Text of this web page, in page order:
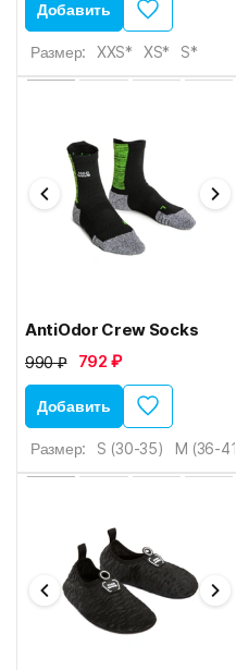
Добавить
Размер: XXS* XS* S*
AntiOdor Crew Socks
990 ₽
792 ₽
Добавить
Размер: S (30-35) M (36-41)